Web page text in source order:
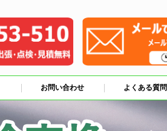
お問い合わせ よくある質問